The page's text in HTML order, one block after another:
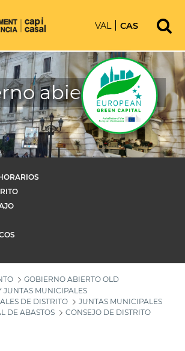
VAL CAS
abierto OLD
GOBIERNO ABIERTO OLD
JUNTAS MUNICIPALES
DE DISTRITO
JUNTAS MUNICIPALES
DE ABASTOS
CONSEJO DE DISTRITO